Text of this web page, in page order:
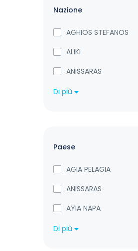
Nazione
AGHIOS STEFANOS
ALIKI
ANISSARAS
Di più
Paese
AGIA PELAGIA
ANISSARAS
AYIA NAPA
Di più